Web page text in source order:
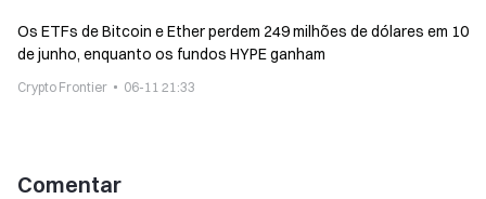
Os ETFs de Bitcoin e Ether perdem 249 milhões de dólares em 10
de junho, enquanto os fundos HYPE ganham
Crypto Frontier 06-11 21:33
Comentar